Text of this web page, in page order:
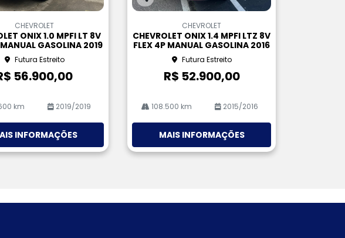
CHEVROLET
ONIX 1.0 MPFI LT 8V
GASOLINA 2019
Futura Estreito
56.900,00
km 2019/2019
INFORMAÇÕES
Co
rtil
he
CHEVROLET
CHEVROLET ONIX 1.4 MPFI LTZ 8V
FLEX 4P MANUAL GASOLINA 2016
Futura Estreito
R$ 52.900,00
108.500 km 2015/2016
MAIS INFORMAÇÕES